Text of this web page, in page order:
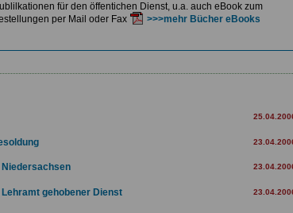
für den öffentichen Dienst, u.a. auch eBook zum
per Mail oder Fax
>>>mehr Bücher eBooks
gehobener Dienst